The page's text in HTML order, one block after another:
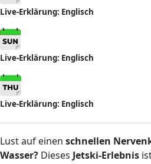
Live-Erklärung: Englisch
Live-Erklärung: Englisch
Live-Erklärung: Englisch
Lust auf einen schnellen
Wasser? Dieses Jetski-Erlebnis